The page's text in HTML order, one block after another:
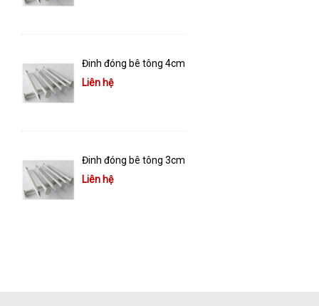
Đinh đóng bê tông 4cm
Liên hệ
Đinh đóng bê tông 3cm
Liên hệ